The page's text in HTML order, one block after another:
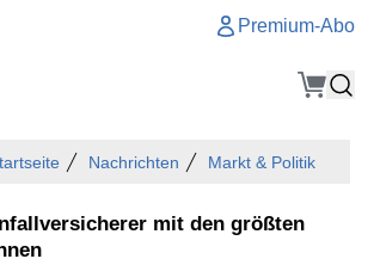
Premium-Abo
Nachrichten Markt & Politik
mit den größten